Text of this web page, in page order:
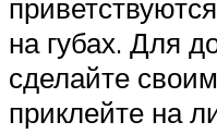
на губах. Для
сделайте
приклейте на